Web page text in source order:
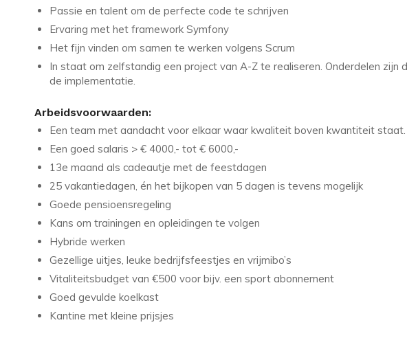
Passie en talent om de perfecte code te schrijven
Ervaring met het framework Symfony
Het fijn vinden om samen te werken volgens Scrum
In staat om zelfstandig een project van A-Z te realiseren. Onderdelen zijn
de implementatie.
Arbeidsvoorwaarden:
Een team met aandacht voor elkaar waar kwaliteit boven kwantiteit staat.
Een goed salaris > € 4000,- tot € 6000,-
13e maand als cadeautje met de feestdagen
25 vakantiedagen, én het bijkopen van 5 dagen is tevens mogelijk
Goede pensioensregeling
Kans om trainingen en opleidingen te volgen
Hybride werken
Gezellige uitjes, leuke bedrijfsfeestjes en vrijmibo’s
Vitaliteitsbudget van €500 voor bijv. een sport abonnement
Goed gevulde koelkast
Kantine met kleine prijsjes